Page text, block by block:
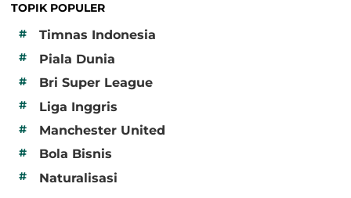
TOPIK POPULER
#
Timnas Indonesia
# Piala Dunia
# Bri Super League
# Liga Inggris
# Manchester United
# Bola Bisnis
# Naturalisasi